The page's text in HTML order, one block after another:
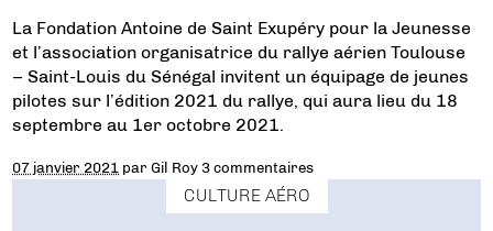
La Fondation Antoine de Saint Exupéry pour la Jeunesse
et l’association organisatrice du rallye aérien Toulouse
– Saint-Louis du Sénégal invitent un équipage de jeunes
pilotes sur l’édition 2021 du rallye, qui aura lieu du 18
septembre au 1er octobre 2021.
07 janvier 2021 parGil Roy 3 commentaires
CULTURE AÉRO